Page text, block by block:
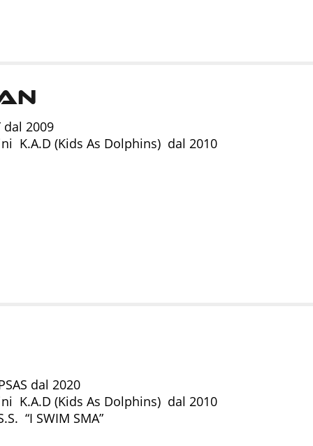
dal 2009
K.A.D (Kids As Dolphins) dal 2010
dal 2020
K.A.D (Kids As Dolphins) dal 2010
“I SWIM SMA”